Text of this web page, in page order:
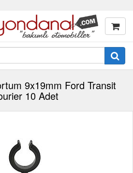
9x19mm Ford Transit
10 Adet